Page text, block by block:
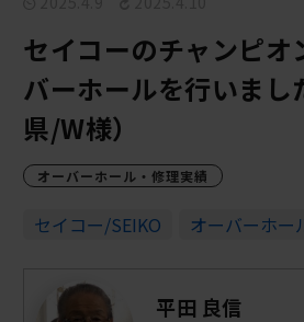
セイコーのチャンピオ
バーホールを行いまし
県/W様）
オーバーホール・修理実績
セイコー/SEIKO オーバーホー
平田 良信